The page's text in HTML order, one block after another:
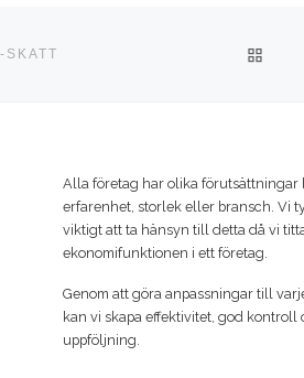
Alla företag har olika förutsättningar
erfarenhet, storlek eller bransch. Vi
viktigt att ta hänsyn till detta då vi
ekonomifunktionen i ett företag.
Genom att göra anpassningar till
kan vi skapa effektivitet, god kontroll
uppföljning.